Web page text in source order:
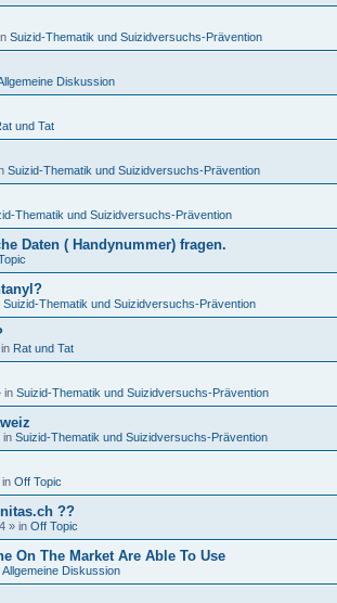
Suizid-Thematik und Suizidversuchs-Prävention
Diskussion
und Tat
Suizid-Thematik und Suizidversuchs-Prävention
Thematik und Suizidversuchs-Prävention
Daten ( Handynummer) fragen.
Suizid-Thematik und Suizidversuchs-Prävention
Rat und Tat
in Suizid-Thematik und Suizidversuchs-Prävention
in Suizid-Thematik und Suizidversuchs-Prävention
in Off Topic
??
» in Off Topic
On The Market Are Able To Use
Allgemeine Diskussion